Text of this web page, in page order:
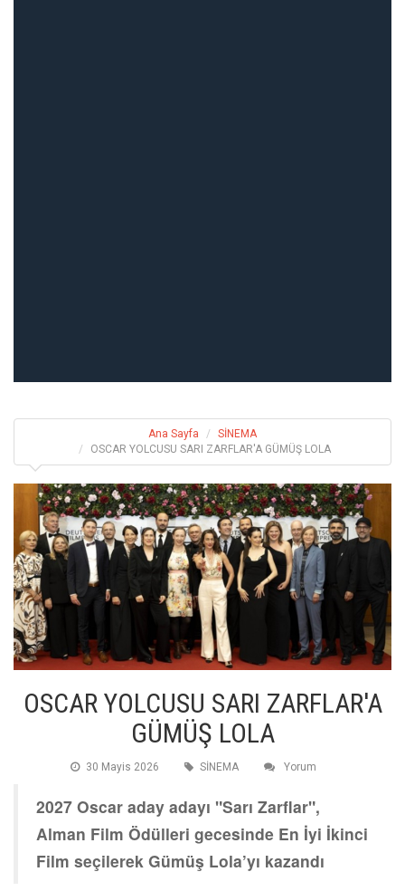
Ana Sayfa
SİNEMA
OSCAR YOLCUSU SARI ZARFLAR'A GÜMÜŞ LOLA
OSCAR YOLCUSU SARI ZARFLAR'A
GÜMÜŞ LOLA
30 Mayis 2026 SİNEMA Yorum
2027 Oscar aday adayı "Sarı Zarflar",
Alman Film Ödülleri gecesinde En İyi İkinci
Film seçilerek Gümüş Lola’yı kazandı